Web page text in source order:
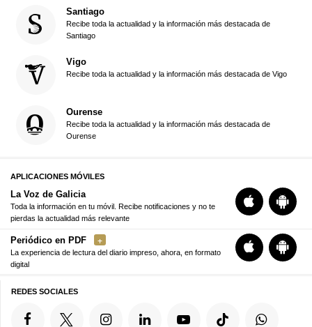
Santiago
Recibe toda la actualidad y la información más destacada de
Santiago
Vigo
Recibe toda la actualidad y la información más destacada de Vigo
Ourense
Recibe toda la actualidad y la información más destacada de
Ourense
APLICACIONES MÓVILES
La Voz de Galicia
Toda la información en tu móvil. Recibe notificaciones y no te
pierdas la actualidad más relevante
Periódico en PDF
La experiencia de lectura del diario impreso, ahora, en formato
digital
REDES SOCIALES